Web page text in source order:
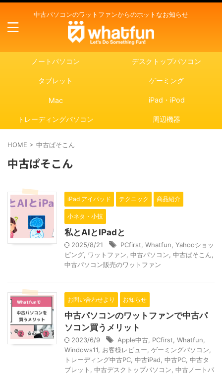
中古パソコンのワットファンからのホットなお知らせ
ノートパソコン デスクトップパソコン
タブレット ゲーミング
Mac iPad・iPod
トレーディングパソコン 周辺機器
HOME > 中古ぱそこん
中古ぱそこん
iPad アイパッド テクニック 商品紹介
小ネタ・小技
私とAIとIPadと
2025/8/21 PCfirst Whatfun Yahooショッ
ピング ワットファン 中古パソコン 中古ぱそこん
中古パソコン販売のワットファン
お問い合わせより お知らせ
中古パソコンのワットファンで中古パ
ソコン買うメリット
2023/6/9 Apple中古 PCfirst Whatfun
Windows11 お客様レビュー ゲーミングパソコン
トレーディング中古PC 中古iPad 中古PC 中古タ
ブレット
中古デスクトップパソコン 中古ノートパ